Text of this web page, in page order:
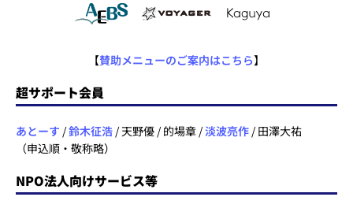
【賛助メニューのご案内はこちら】
超サポート会員
あとーす /鈴木征浩 / 天野優 / 的場章 /淡波亮作 / 田澤大祐
（申込順・敬称略）
NPO法人向けサービス等